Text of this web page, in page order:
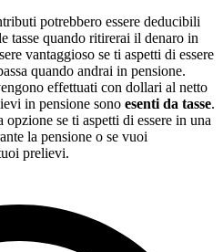
potrebbero essere deducibili
tasse quando ritirerai il denaro in
vantaggioso se ti aspetti di essere
quando andrai in pensione.
effettuati con dollari al netto
in pensione sono esenti da tasse.
se ti aspetti di essere in una
la pensione o se vuoi
prelievi.